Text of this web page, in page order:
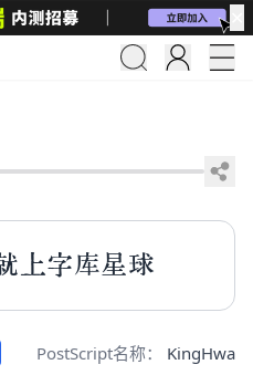
上字库星球
PostScript名称：